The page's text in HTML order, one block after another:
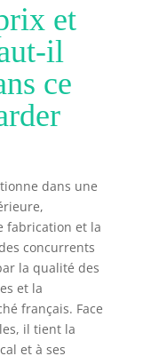
et
il
ce
dans une
fabrication et la
concurrents
la qualité des
et la
français. Face
il tient la
et à ses